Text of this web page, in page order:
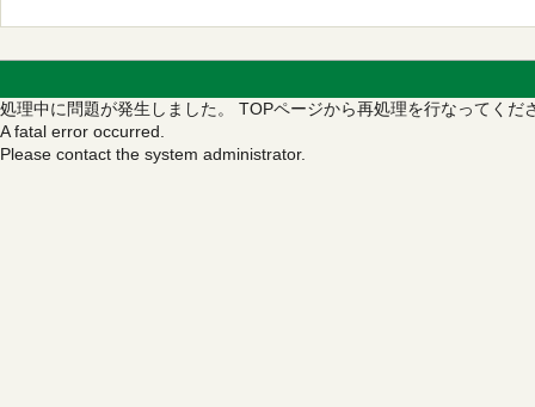
処理中に問題が発生しました。 TOPページから再処理を行なってくだ
A fatal error occurred.
Please contact the system administrator.